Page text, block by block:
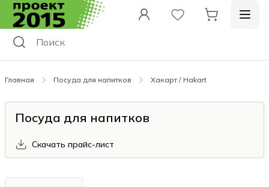
Главная Посуда для напитков Хакарт / Hakart
Посуда для напитков
Скачать прайс-лист